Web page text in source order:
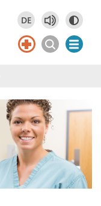
DE
Deutsch
DE